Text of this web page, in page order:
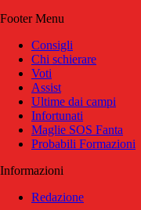
Footer Menu
Consigli
Chi schierare
Voti
Assist
Ultime dai campi
Infortunati
Maglie SOS Fanta
Probabili Formazioni
Informazioni
Redazione